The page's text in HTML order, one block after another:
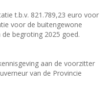
t.b.v. 821.789,23 euro voor
voor de buitengewone
de begroting 2025 goed.
aan de voorzitter
van de Provincie